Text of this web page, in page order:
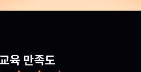
육 만족도